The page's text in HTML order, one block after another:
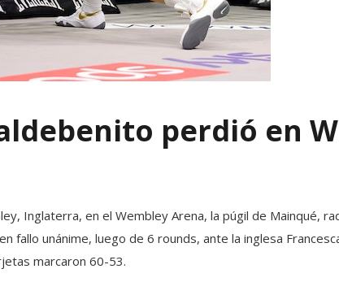
perdió en
Inglaterra, en el Wembley Arena, la púgil de Mainqué,
fallo unánime, luego de 6 rounds, ante la inglesa
marcaron 60-53.